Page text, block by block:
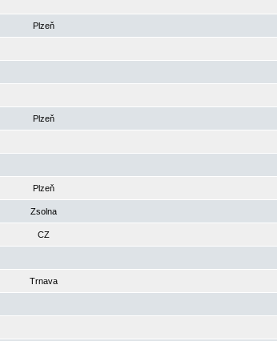
Plzeň
Plzeň
Plzeň
Zsolna
CZ
Trnava